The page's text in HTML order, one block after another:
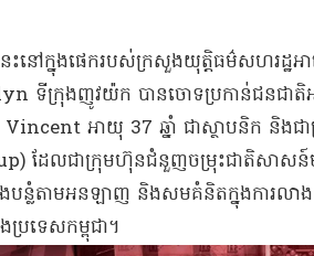
នេះនៅក្នុងផេករបស់ក្រសួងយុត្តិធម៌សហរដ្ឋ
ទីក្រុងញូវយ៉ក បានចោទប្រកាន់ជនជាតិអ
Vincent អាយុ 37 ឆ្នាំ ជាស្ថាបនិក និ
ដែលជាក្រុមហ៊ុនជំនួញចម្រុះជាតិសាសន៍ម
ងបន្លំតាមអនឡាញ និងសមគំនិតក្នុងការល
រទេសកម្ពុជា។